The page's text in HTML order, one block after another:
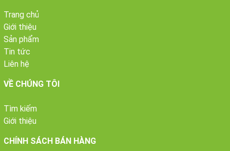
Trang chủ
Giới thiệu
Sản phẩm
Tin tức
Liên hệ
VỀ CHÚNG TÔI
Tìm kiếm
Giới thiệu
CHÍNH SÁCH BÁN HÀNG